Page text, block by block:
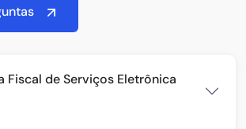
Fiscal de Serviços Eletrônica